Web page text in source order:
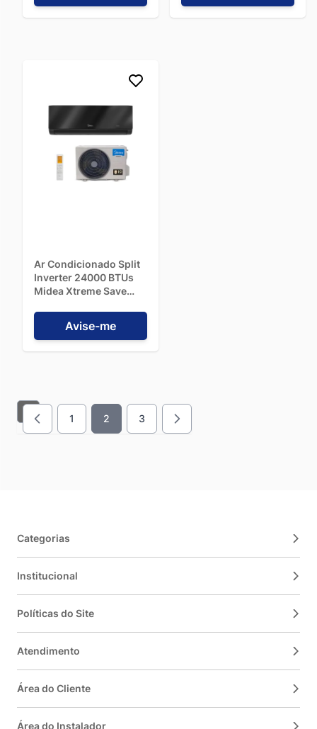
Ar Condicionado Split
Inverter 24000 BTUs
Midea Xtreme Save
Quente/Frio -
42MGVQI24M5 - 220V
Avise-me
Página
1 Você esta lendo a pagina
2 Página
3
Categorias
Institucional
Políticas do Site
Atendimento
Área do Cliente
Área do Instalador